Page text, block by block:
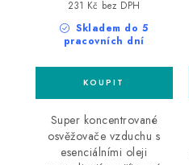
Skladem do 5
pracovních dní
231 Kč bez DPH
Super koncentrované
osvěžovače vzduchu s
esenciálními oleji